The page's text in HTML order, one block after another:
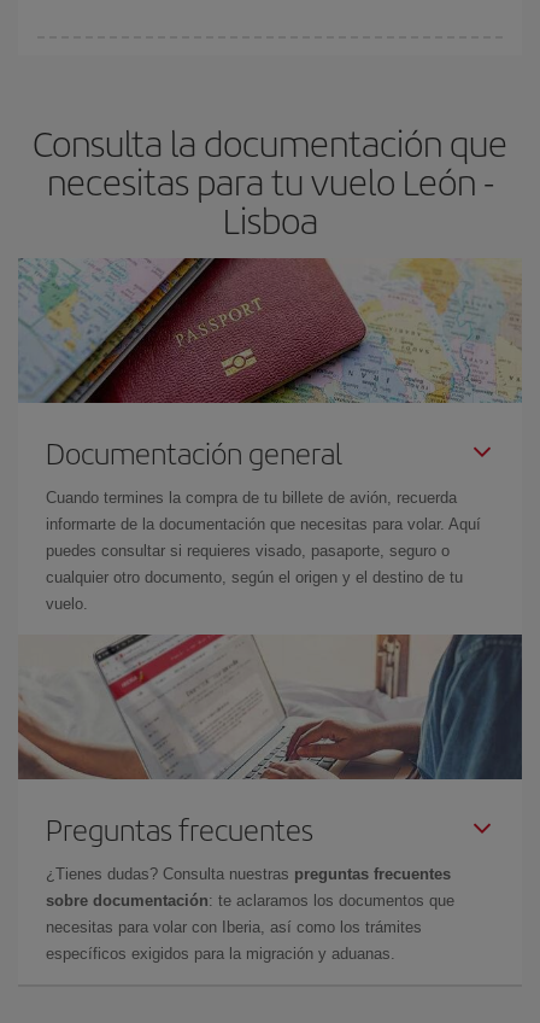
Consulta la documentación que
necesitas para tu vuelo León -
Lisboa
Documentación general
Cuando termines la compra de tu billete de avión, recuerda
informarte de la documentación que necesitas para volar. Aquí
puedes consultar si requieres visado, pasaporte, seguro o
cualquier otro documento, según el origen y el destino de tu
vuelo.
Preguntas frecuentes
¿Tienes dudas? Consulta nuestras preguntas frecuentes
sobre documentación: te aclaramos los documentos que
necesitas para volar con Iberia, así como los trámites
específicos exigidos para la migración y aduanas.